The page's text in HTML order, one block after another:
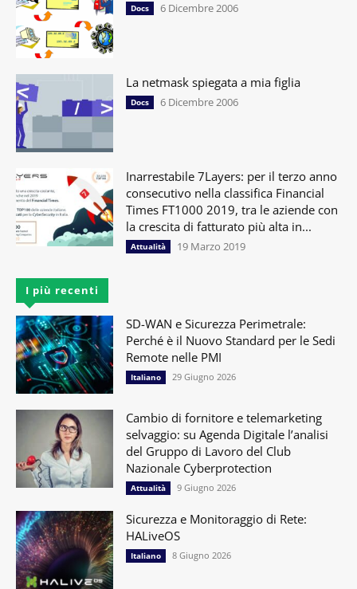
Docs 6 Dicembre 2006
La netmask spiegata a mia figlia
Docs 6 Dicembre 2006
Inarrestabile 7Layers: per il terzo anno
consecutivo nella classifica Financial
Times FT1000 2019, tra le aziende con
la crescita di fatturato più alta in...
Attualità 19 Marzo 2019
I più recenti
SD-WAN e Sicurezza Perimetrale:
Perché è il Nuovo Standard per le Sedi
Remote nelle PMI
Italiano 29 Giugno 2026
Cambio di fornitore e telemarketing
selvaggio: su Agenda Digitale l’analisi
del Gruppo di Lavoro del Club
Nazionale Cyberprotection
Attualità 9 Giugno 2026
Sicurezza e Monitoraggio di Rete:
HALiveOS
Italiano 8 Giugno 2026